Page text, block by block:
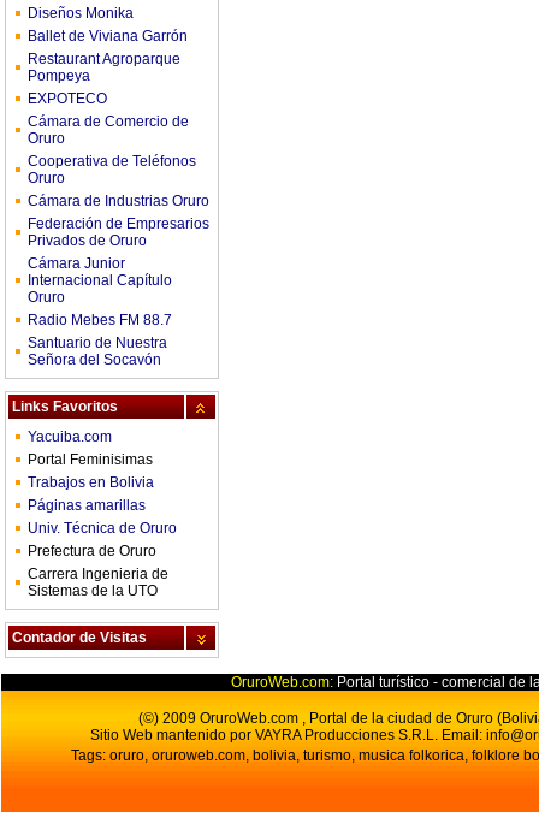
Diseños Monika
Ballet de Viviana Garrón
Restaurant Agroparque
Pompeya
EXPOTECO
Cámara de Comercio de
Oruro
Cooperativa de Teléfonos
Oruro
Cámara de Industrias Oruro
Federación de Empresarios
Privados de Oruro
Cámara Junior
Internacional Capítulo
Oruro
Radio Mebes FM 88.7
Santuario de Nuestra
Señora del Socavón
Links Favoritos
Yacuiba.com
Portal Feminisimas
Trabajos en Bolivia
Páginas amarillas
Univ. Técnica de Oruro
Prefectura de Oruro
Carrera Ingenieria de
Sistemas de la UTO
Contador de Visitas
OruroWeb.com: Portal turístico - comercial de
(©) 2009 OruroWeb.com , Portal de la ciudad de Oruro
Sitio Web mantenido por VAYRA Producciones S.R.L. Email:
Tags: oruro, oruroweb.com, bolivia, turismo, musica folkorica, folklore